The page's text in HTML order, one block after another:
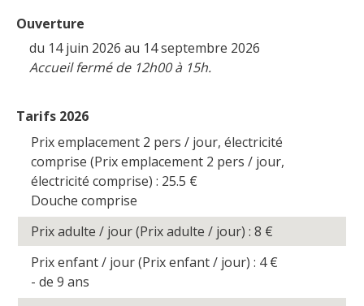
Ouverture
du 14 juin 2026 au 14 septembre 2026
Accueil fermé de 12h00 à 15h.
Tarifs 2026
Prix emplacement 2 pers / jour, électricité
comprise (Prix emplacement 2 pers / jour,
électricité comprise) : 25.5 €
Douche comprise
Prix adulte / jour (Prix adulte / jour) : 8 €
Prix enfant / jour (Prix enfant / jour) : 4€
- de 9 ans